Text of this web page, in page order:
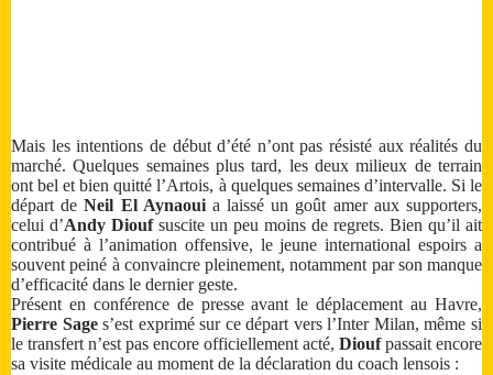
Mais les intentions de début d’été n’ont pas résisté aux réalités du
marché. Quelques semaines plus tard, les deux milieux de terrain
ont bel et bien quitté l’Artois, à quelques semaines d’intervalle. Si le
départ deNeil El Aynaouia laissé un goût amer aux supporters,
celui d’Andy Dioufsuscite un peu moins de regrets. Bien qu’il ait
contribué à l’animation offensive, le jeune international espoirs a
souvent peiné à convaincre pleinement, notamment par son manque
d’efficacité dans le dernier geste.
Présent en conférence de presse avant le déplacement au Havre,
Pierre Sages’est exprimé sur ce départ vers l’Inter Milan, même si
le transfert n’est pas encore officiellement acté, Dioufpassait encore
sa visite médicale au moment de la déclaration du coach lensois :